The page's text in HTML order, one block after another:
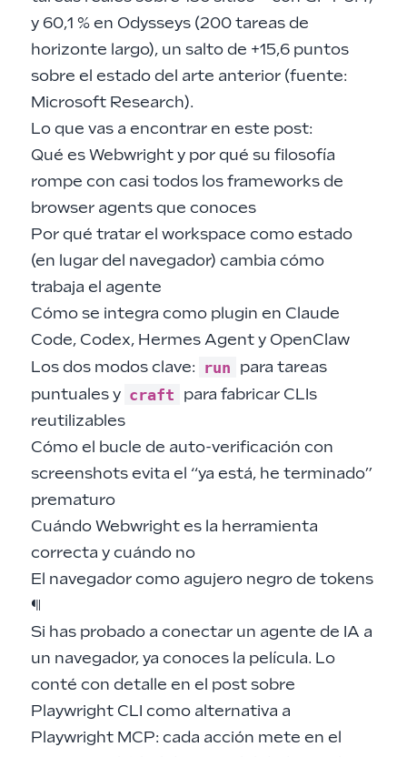
y 60,1 % en Odysseys (200 tareas de
horizonte largo), un salto de +15,6 puntos
sobre el estado del arte anterior (fuente:
Microsoft Research).
Lo que vas a encontrar en este post:
Qué es Webwright y por qué su filosofía
rompe con casi todos los frameworks de
browser agents que conoces
Por qué tratar el workspace como estado
(en lugar del navegador) cambia cómo
trabaja el agente
Cómo se integra como plugin en Claude
Code, Codex, Hermes Agent y OpenClaw
Los dos modos clave: run para tareas
puntuales y craft para fabricar CLIs
reutilizables
Cómo el bucle de auto-verificación con
screenshots evita el “ya está, he terminado”
prematuro
Cuándo Webwright es la herramienta
correcta y cuándo no
El navegador como agujero negro de tokens
¶
Si has probado a conectar un agente de IA a
un navegador, ya conoces la película. Lo
conté con detalle en el post sobre
Playwright CLI como alternativa a
Playwright MCP: cada acción mete en el